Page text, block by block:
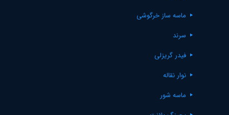
ماسه ساز خرگوشی
سرند
فیدر گریزلی
نوار نقاله
ماسه شور